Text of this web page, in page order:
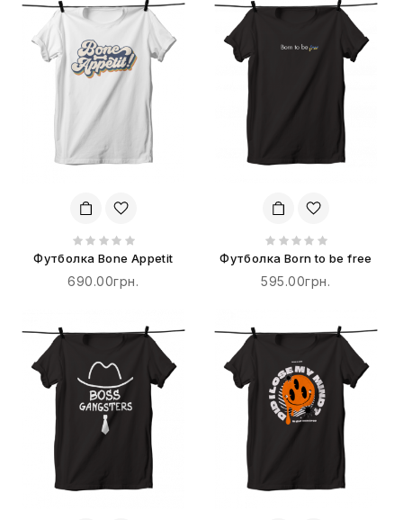
Футболка Bone Appetit
690.00грн.
Футболка Born to be free
595.00грн.